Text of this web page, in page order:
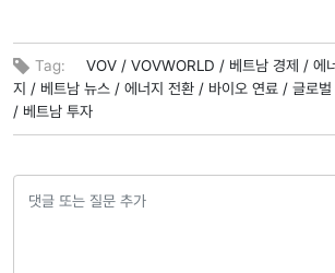
Tag: VOV / VOVWORLD / 베트남 경제 / 에
지 / 베트남 뉴스 / 에너지 전환 / 바이오 연료 / 글로
/ 베트남 투자